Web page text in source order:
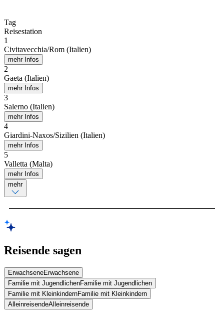
Tag
Reisestation
1
Civitavecchia/Rom (Italien)
mehr Infos
2
Gaeta (Italien)
mehr Infos
3
Salerno (Italien)
mehr Infos
4
Giardini-Naxos/Sizilien (Italien)
mehr Infos
5
Valletta (Malta)
mehr Infos
mehr
Reisende sagen
ErwachseneErwachsene
Familie mit JugendlichenFamilie mit Jugendlichen
Familie mit KleinkindernFamilie mit Kleinkindern
AlleinreisendeAlleinreisende